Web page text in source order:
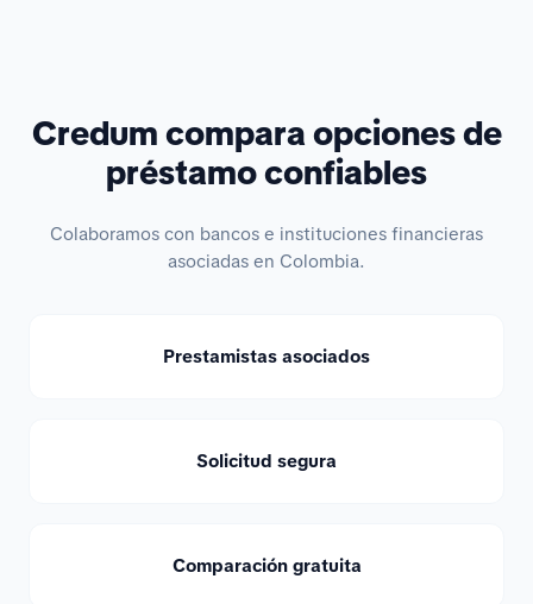
Credum compara opciones de
préstamo confiables
Colaboramos con bancos e instituciones financieras
asociadas en Colombia.
Prestamistas asociados
Solicitud segura
Comparación gratuita